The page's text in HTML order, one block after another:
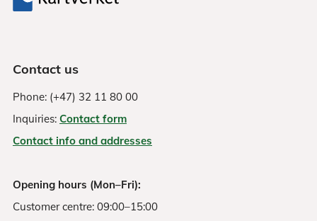
Contact us
Phone: (+47) 32 11 80 00
Inquiries: Contact form
Contact info and addresses
Opening hours (Mon–Fri):
Customer centre: 09:00–15:00